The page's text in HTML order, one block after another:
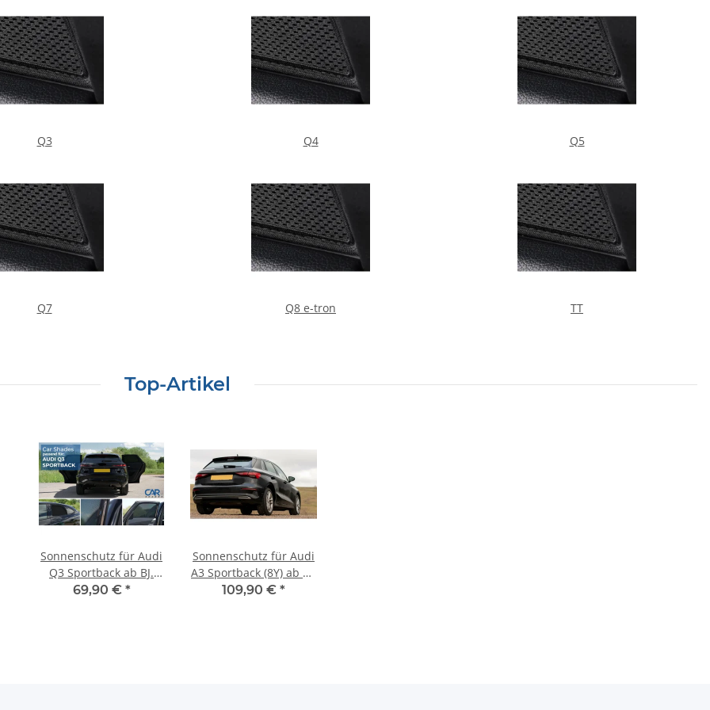
Q3 Q4 Q5
Q7 Q8 e-tron TT
Top-Artikel
Sonnenschutz für Audi
Q3 Sportback ab BJ.
2025, Blenden 2-teilig
69,90 € *
Sonnenschutz für Audi
A3 Sportback (8Y) ab BJ.
2020, Blenden hinten +
109,90 € *